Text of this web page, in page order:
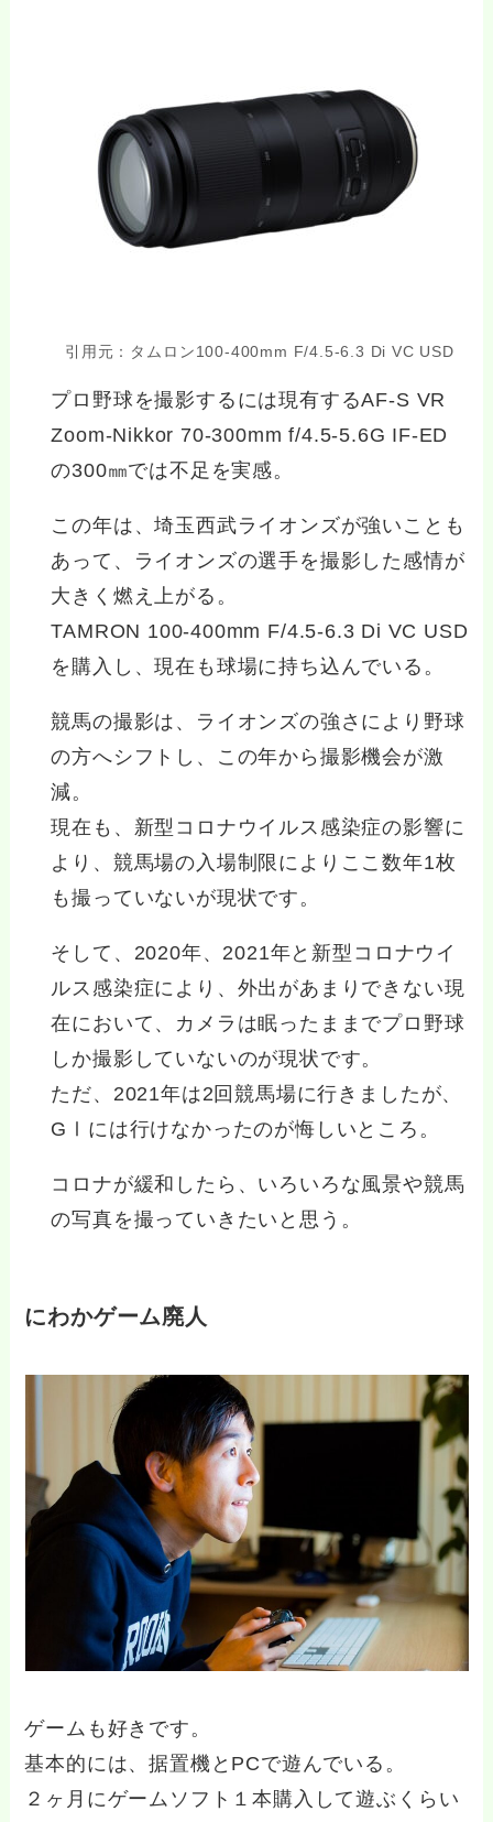
引用元：タムロン100-400mm F/4.5-6.3 Di VC USD
プロ野球を撮影するには現有するAF-S VR
Zoom-Nikkor 70-300mm f/4.5-5.6G IF-ED
の300㎜では不足を実感。
この年は、埼玉西武ライオンズが強いことも
あって、ライオンズの選手を撮影した感情が
大きく燃え上がる。
TAMRON 100-400mm F/4.5-6.3 Di VC USD
を購入し、現在も球場に持ち込んでいる。
競馬の撮影は、ライオンズの強さにより野球
の方へシフトし、この年から撮影機会が激
減。
現在も、新型コロナウイルス感染症の影響に
より、競馬場の入場制限によりここ数年1枚
も撮っていないが現状です。
そして、2020年、2021年と新型コロナウイ
ルス感染症により、外出があまりできない現
在において、カメラは眠ったままでプロ野球
しか撮影していないのが現状です。
ただ、2021年は2回競馬場に行きましたが、
GⅠには行けなかったのが悔しいところ。
コロナが緩和したら、いろいろな風景や競馬
の写真を撮っていきたいと思う。
にわかゲーム廃人
ゲームも好きです。
基本的には、据置機とPCで遊んでいる。
２ヶ月にゲームソフト１本購入して遊ぶくらい